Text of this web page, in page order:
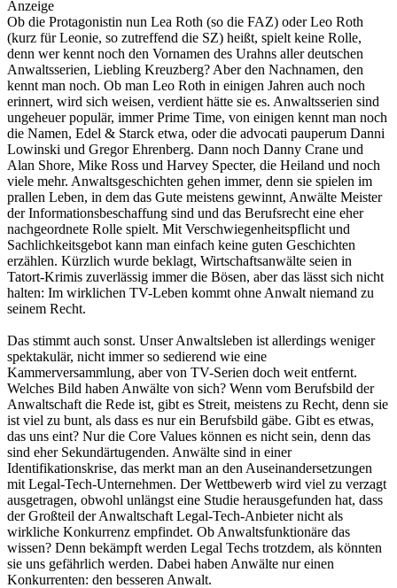
Anzeige
Ob die Protagonistin nun Lea Roth (so die FAZ) oder Leo Roth
(kurz für Leonie, so zutreffend die SZ) heißt, spielt keine Rolle,
denn wer kennt noch den Vornamen des Urahns aller deutschen
Anwaltsserien, Liebling Kreuzberg? Aber den Nachnamen, den
kennt man noch. Ob man Leo Roth in einigen Jahren auch noch
erinnert, wird sich weisen, verdient hätte sie es. Anwaltsserien sind
ungeheuer populär, immer Prime Time, von einigen kennt man noch
die Namen, Edel & Starck etwa, oder die advocati pauperum Danni
Lowinski und Gregor Ehrenberg. Dann noch Danny Crane und
Alan Shore, Mike Ross und Harvey Specter, die Heiland und noch
viele mehr. Anwaltsgeschichten gehen immer, denn sie spielen im
prallen Leben, in dem das Gute meistens gewinnt, Anwälte Meister
der Informationsbeschaffung sind und das Berufsrecht eine eher
nachgeordnete Rolle spielt. Mit Verschwiegenheitspflicht und
Sachlichkeitsgebot kann man einfach keine guten Geschichten
erzählen. Kürzlich wurde beklagt, Wirtschaftsanwälte seien in
Tatort-Krimis zuverlässig immer die Bösen, aber das lässt sich nicht
halten: Im wirklichen TV-Leben kommt ohne Anwalt niemand zu
seinem Recht.
Das stimmt auch sonst. Unser Anwaltsleben ist allerdings weniger
spektakulär, nicht immer so sedierend wie eine
Kammerversammlung, aber von TV-Serien doch weit entfernt.
Welches Bild haben Anwälte von sich? Wenn vom Berufsbild der
Anwaltschaft die Rede ist, gibt es Streit, meistens zu Recht, denn sie
ist viel zu bunt, als dass es nur ein Berufsbild gäbe. Gibt es etwas,
das uns eint? Nur die Core Values können es nicht sein, denn das
sind eher Sekundärtugenden. Anwälte sind in einer
Identifikationskrise, das merkt man an den Auseinandersetzungen
mit Legal-Tech-Unternehmen. Der Wettbewerb wird viel zu verzagt
ausgetragen, obwohl unlängst eine Studie herausgefunden hat, dass
der Großteil der Anwaltschaft Legal-Tech-Anbieter nicht als
wirkliche Konkurrenz empfindet. Ob Anwaltsfunktionäre das
wissen? Denn bekämpft werden Legal Techs trotzdem, als könnten
sie uns gefährlich werden. Dabei haben Anwälte nur einen
Konkurrenten: den besseren Anwalt.